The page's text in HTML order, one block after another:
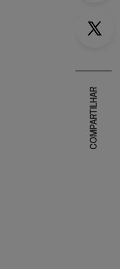
COMPARTILHAR